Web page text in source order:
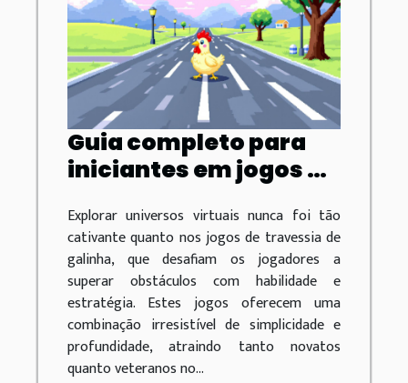
Guia completo para
iniciantes em jogos de
Explorar universos virtuais nunca foi tão
cativante quanto nos jogos de travessia de
galinha, que desafiam os jogadores a
superar obstáculos com habilidade e
estratégia. Estes jogos oferecem uma
combinação irresistível de simplicidade e
profundidade, atraindo tanto novatos
quanto veteranos no...